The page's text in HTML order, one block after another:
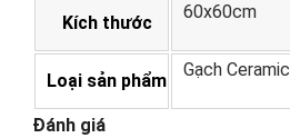
Kích thước
60x60cm
Loại sản phẩm
Gạch Ceramic
Đánh giá